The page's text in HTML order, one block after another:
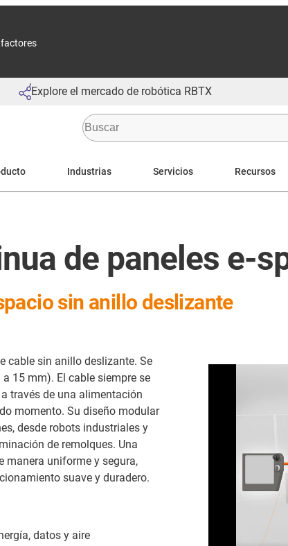
factores
Explore el mercado de robótica RBTX
Industrias Servicios Recursos
de paneles e-
sin anillo deslizante
cable sin anillo deslizante. Se
15 mm). El cable siempre se
través de una alimentación
momento. Su diseño modular
desde robots industriales y
de remolques. Una
manera uniforme y segura,
suave y duradero.
datos y aire